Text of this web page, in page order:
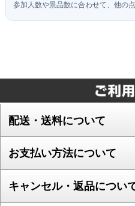
参加人数や景品数に合わせて、他の
配送・送料について
お支払い方法について
キャンセル・返品につい